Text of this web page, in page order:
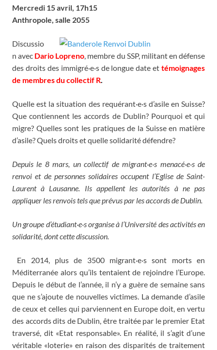
Mercredi 15 avril, 17h15
Anthropole, salle 2055
Discussio
n avec Dario Lopreno , membre du SSP, militant en défense
des droits des immigré·e·s de longue date et témoignages
de membres du collectif R
Quelle est la situation des requérant·e·s d’asile en Suisse?
Que contiennent les accords de Dublin? Pourquoi et qui
migre? Quelles sont les pratiques de la Suisse en matière
d’asile? Quels droits et quelle solidarité défendre?
Depuis le 8 mars, un collectif de migrant·e·s menacé·e·s de
renvoi et de personnes solidaires occupent l’Eglise de Saint-
Laurent à Lausanne. Ils appellent les autorités à ne pas
appliquer les renvois tels que prévus par les accords de Dublin.
Un groupe d’étudiant·e·s organise à l’Université des activités en
solidarité, dont cette discussion.
En 2014, plus de 3500 migrant·e·s sont morts en
Méditerranée alors qu’ils tentaient de rejoindre l’Europe.
Depuis le début de l’année, il n’y a guère de semaine sans
que ne s’ajoute de nouvelles victimes. La demande d’asile
de ceux et celles qui parviennent en Europe doit, en vertu
des accords dits de Dublin, être traitée par le premier Etat
traversé, dit «Etat responsable». En réalité, il s’agit d’une
véritable «loterie» en raison des disparités de traitement